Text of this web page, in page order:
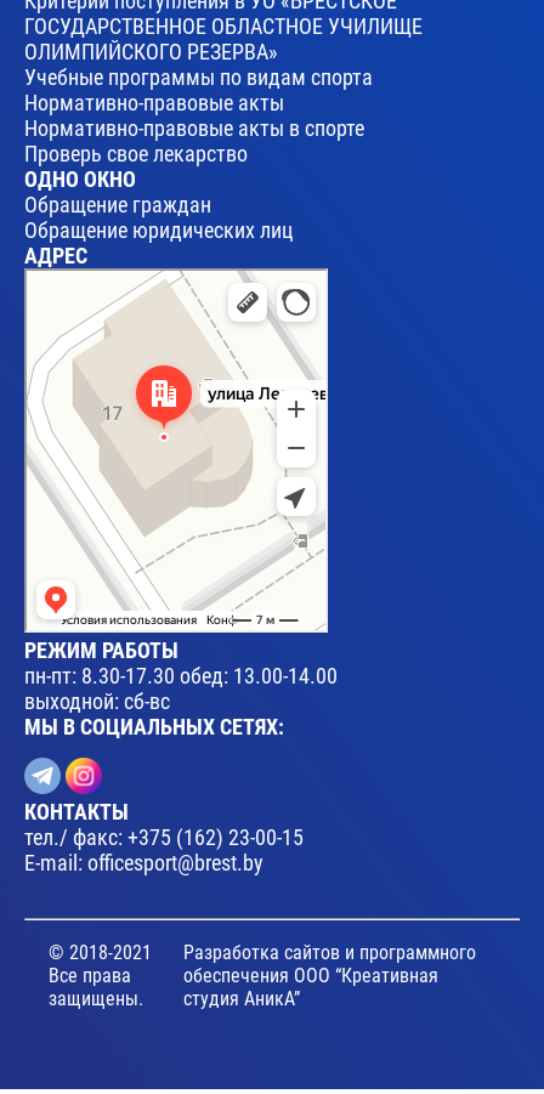
ГОСУДАРСТВЕННОЕ ОБЛАСТНОЕ УЧИЛИЩЕ
ОЛИМПИЙСКОГО РЕЗЕРВА»
Учебные программы по видам спорта
Нормативно-правовые акты
Нормативно-правовые акты в спорте
Проверь свое лекарство
ОДНО ОКНО
Обращение граждан
Обращение юридических лиц
АДРЕС
Брест
Улица Леваневского, 17 — Яндекс Карты
РЕЖИМ РАБОТЫ
пн-пт: 8.30-17.30 обед: 13.00-14.00
выходной: сб-вс
МЫ В СОЦИАЛЬНЫХ СЕТЯХ:
КОНТАКТЫ
тел./ факс:+375 (162) 23-00-15
E-mail: officesport@brest.by
© 2018-2021
Все права
защищены.
Разработка сайтов и программного
обеспечения ООО “Креативная
студия АникА”